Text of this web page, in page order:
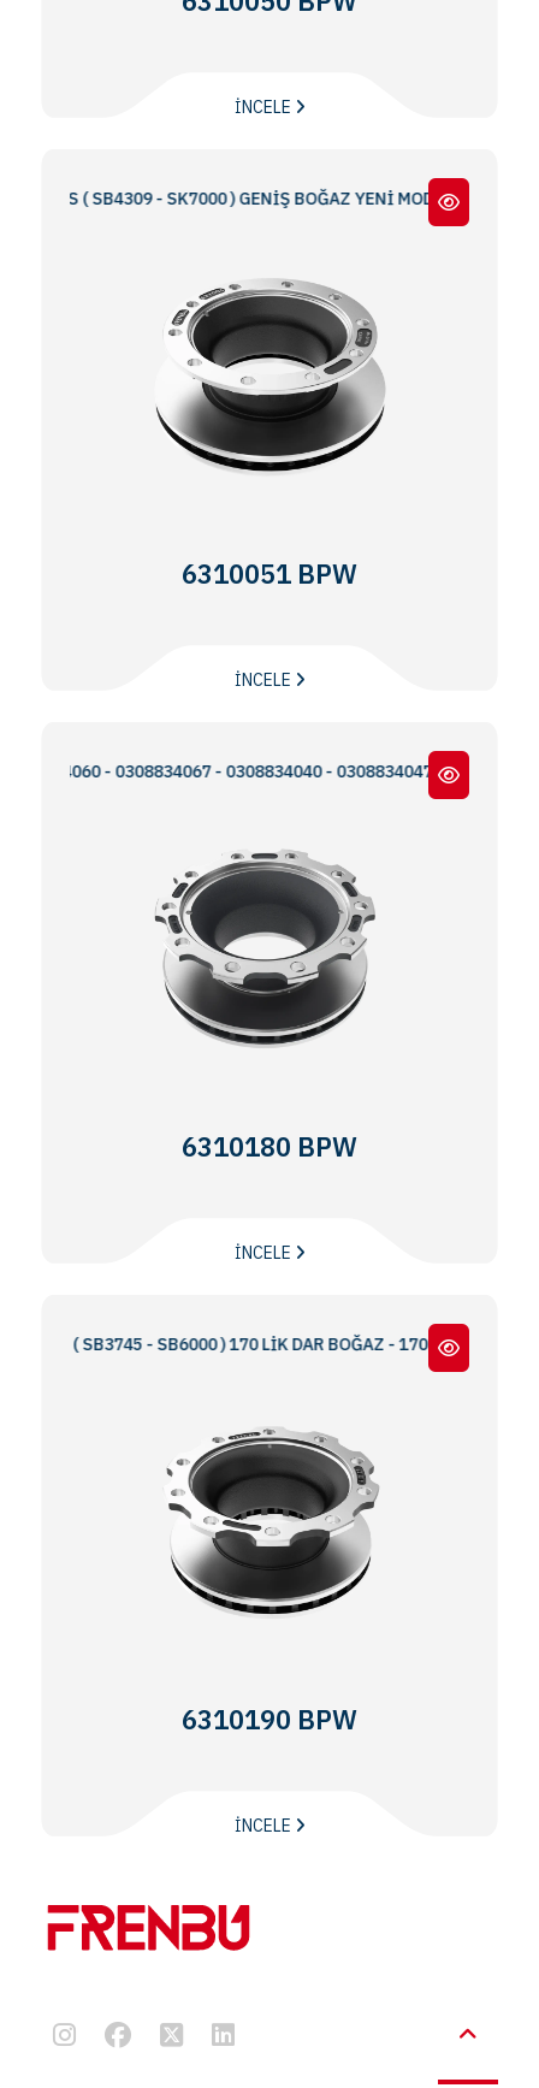
İNCELE
( SB4309 - SK7000 ) GENİŞ BOĞAZ YENİ MODEL
6310051 BPW
İNCELE
- 0308834067 - 0308834040 - 0308834047 - 0300224093 -
6310180 BPW
İNCELE
( SB3745 - SB6000 ) 170 LİK DAR BOĞAZ - 170 NARROW THROAT
6310190 BPW
İNCELE